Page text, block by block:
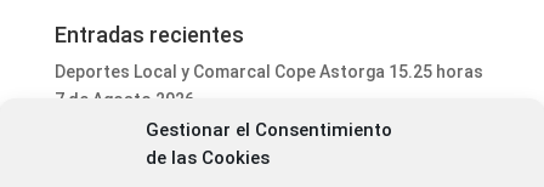
Gestionar el Consentimiento
de las Cookies
Entradas recientes
Deportes Local y Comarcal Cope Astorga 15.25 horas
7 de Agosto 2026
Informativo Mediodía Cope Astorga 14.20 horas 7 de
Agosto 2026